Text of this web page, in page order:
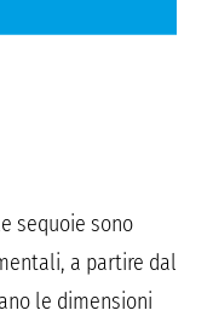
sequoie sono
a partire dal
le dimensioni